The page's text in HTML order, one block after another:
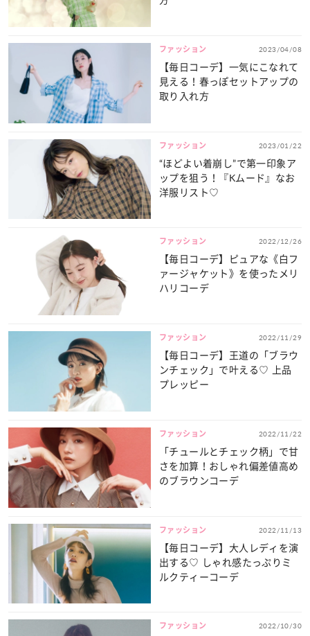
ファッション 2023/04/08
【毎日コーデ】一気にこなれて
見える！春っぽセットアップの
取り入れ方
ファッション 2023/01/22
“ほどよい着崩し”で第一印象ア
ップを狙う！『Kムード』なお
洋服リスト♡
ファッション 2022/12/26
【毎日コーデ】ピュアな《白フ
ァージャケット》を使ったメリ
ハリコーデ
ファッション 2022/11/29
【毎日コーデ】王道の「ブラウ
ンチェック」で叶える♡ 上品
プレッピー
ファッション 2022/11/22
「チュールとチェック柄」で甘
さを加算！おしゃれ偏差値高め
のブラウンコーデ
ファッション 2022/11/13
【毎日コーデ】大人レディを演
出する♡ しゃれ感たっぷりミ
ルクティーコーデ
ファッション 2022/10/30